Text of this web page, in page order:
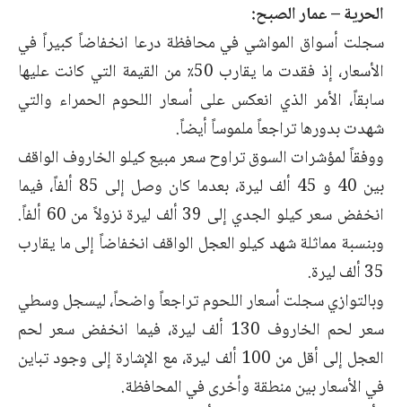
الحرية – عمار الصبح:
سجلت أسواق المواشي في محافظة درعا انخفاضاً كبيراً في
الأسعار، إذ فقدت ما يقارب 50٪ من القيمة التي كانت عليها
سابقاً، الأمر الذي انعكس على أسعار اللحوم الحمراء والتي
شهدت بدورها تراجعاً ملموساً أيضاً.
ووفقاً لمؤشرات السوق تراوح سعر مبيع كيلو الخاروف الواقف
بين 40 و 45 ألف ليرة، بعدما كان وصل إلى 85 ألفاً، فيما
انخفض سعر كيلو الجدي إلى 39 ألف ليرة نزولاً من 60 ألفاً.
وبنسبة مماثلة شهد كيلو العجل الواقف انخفاضاً إلى ما يقارب
35 ألف ليرة.
وبالتوازي سجلت أسعار اللحوم تراجعاً واضحاً، ليسجل وسطي
سعر لحم الخاروف 130 ألف ليرة، فيما انخفض سعر لحم
العجل إلى أقل من 100 ألف ليرة، مع الإشارة إلى وجود تباين
في الأسعار بين منطقة وأخرى في المحافظة.